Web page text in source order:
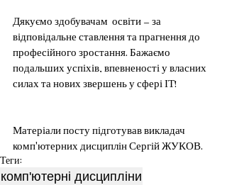
Дякуємо здобувачам  освіти — за
відповідальне ставлення та прагнення до
професійного зростання. Бажаємо
подальших успіхів, впевненості у власних
силах та нових звершень у сфері ІТ!
Матеріали посту підготував викладач
комп'ютерних дисциплін Сергій ЖУКОВ.
Теги:
комп'ютерні дисципліни